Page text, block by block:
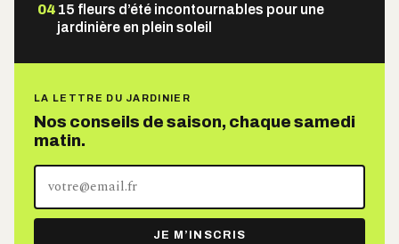
04 15 fleurs d’été incontournables pour une
jardinière en plein soleil
LA LETTRE DU JARDINIER
Nos conseils de saison, chaque samedi
matin.
Votre
adresse
e-
JE M’INSCRIS